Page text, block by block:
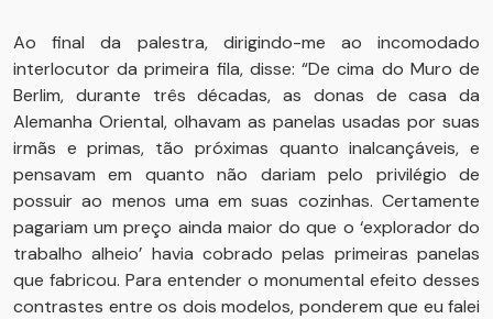
Ao final da palestra, dirigindo-me ao incomodado
interlocutor da primeira fila, disse: “De cima do Muro de
Berlim, durante três décadas, as donas de casa da
Alemanha Oriental, olhavam as panelas usadas por suas
irmãs e primas, tão próximas quanto inalcançáveis, e
pensavam em quanto não dariam pelo privilégio de
possuir ao menos uma em suas cozinhas. Certamente
pagariam um preço ainda maior do que o ‘explorador do
trabalho alheio’ havia cobrado pelas primeiras panelas
que fabricou. Para entender o monumental efeito desses
contrastes entre os dois modelos, ponderem que eu falei